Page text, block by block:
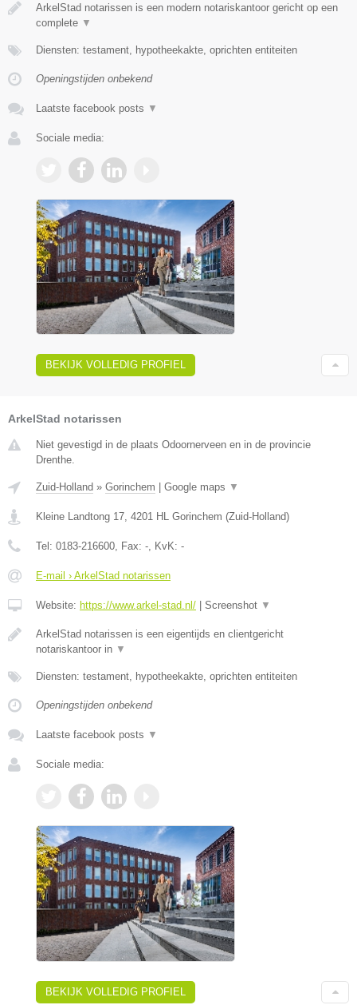
ArkelStad notarissen is een modern notariskantoor gericht op een
complete ▼
Diensten: testament, hypotheekakte, oprichten entiteiten
Openingstijden onbekend
Laatste facebook posts ▼
Sociale media:
BEKIJK VOLLEDIG PROFIEL
ArkelStad notarissen
Niet gevestigd in de plaats Odoornerveen en in de provincie
Drenthe.
Zuid-Holland » Gorinchem Google maps ▼
Kleine Landtong 17, 4201 HL Gorinchem (Zuid-Holland)
Tel: 0183-216600, Fax: -, KvK: -
E-mail › ArkelStad notarissen
Website: https://www.arkel-stad.nl/ Screenshot ▼
ArkelStad notarissen is een eigentijds en clientgericht
notariskantoor in ▼
Diensten: testament, hypotheekakte, oprichten entiteiten
Openingstijden onbekend
Laatste facebook posts ▼
Sociale media:
BEKIJK VOLLEDIG PROFIEL